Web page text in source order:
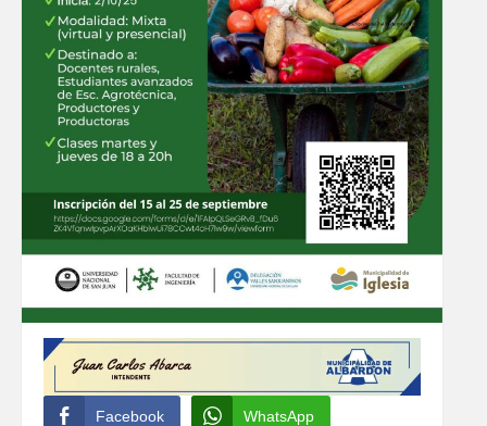
Facebook WhatsApp